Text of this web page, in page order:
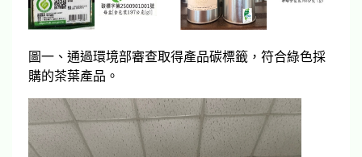
圖一、通過環境部審查取得產品碳標籤，符合綠色採
購的茶葉產品。